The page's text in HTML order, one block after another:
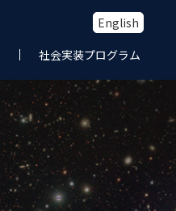
English
社会実装プログラム